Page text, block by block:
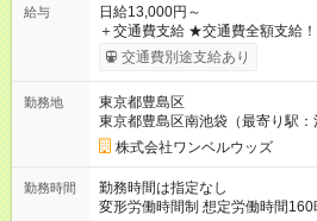
給与
日給13,000円～
＋交通費支給 ★交通費全額支給！ ┗案件により規定あり ★日払
いOK！（規定あり） ┗働いたそ
ンビニATMから 日払い分を引き落とせます
交通費別途支給あり
勤務地
東京都豊島区
東京都豊島区南池袋（最寄り駅：
株式会社ワンベルウッズ
勤務時間
勤務時間は指定なし
変形労働時間制 想定労働時間160時間/月 【シフト例